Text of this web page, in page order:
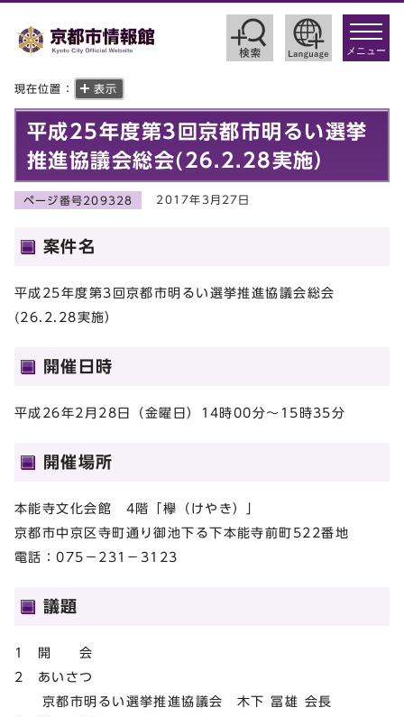
toggle
メニュー
現在位置： 表示
平成25年度第3回京都市明るい選挙
推進協議会総会(26.2.28実施）
ページ番号209328 2017年3月27日
案件名
平成25年度第3回京都市明るい選挙推進協議会総会
(26.2.28実施）
開催日時
平成26年2月28日（金曜日）14時00分～15時35分
開催場所
本能寺文化会館 4階「欅（けやき）」
京都市中京区寺町通り御池下る下本能寺前町522番地
電話：075－231－3123
議題
1 開 会
2 あいさつ
京都市明るい選挙推進協議会 木下 冨雄 会長